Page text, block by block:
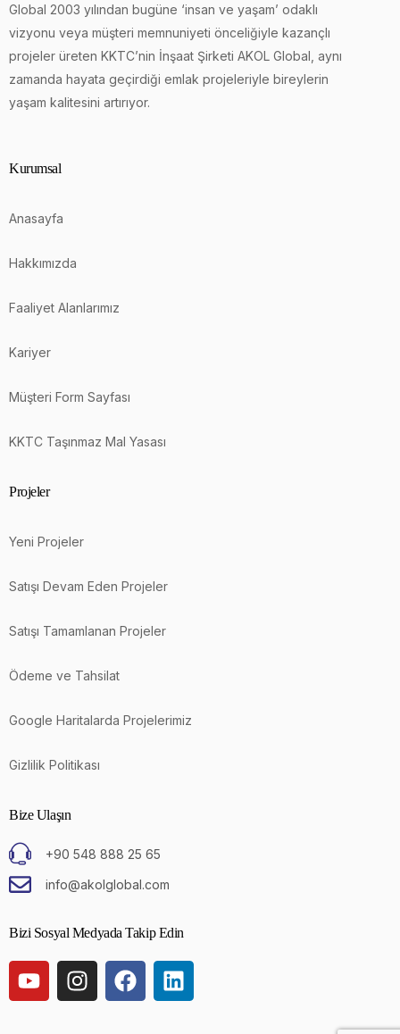
Global 2003 yılından bugüne ‘insan ve yaşam’ odaklı
vizyonu veya müşteri memnuniyeti önceliğiyle kazançlı
projeler üreten KKTC’nin İnşaat Şirketi AKOL Global, aynı
zamanda hayata geçirdiği emlak projeleriyle bireylerin
yaşam kalitesini artırıyor.
Kurumsal
Anasayfa
Hakkımızda
Faaliyet Alanlarımız
Kariyer
Müşteri Form Sayfası
KKTC Taşınmaz Mal Yasası
Projeler
Yeni Projeler
Satışı Devam Eden Projeler
Satışı Tamamlanan Projeler
Ödeme ve Tahsilat
Google Haritalarda Projelerimiz
Gizlilik Politikası
Bize Ulaşın
+90 548 888 25 65
info@akolglobal.com
Bizi Sosyal Medyada Takip Edin